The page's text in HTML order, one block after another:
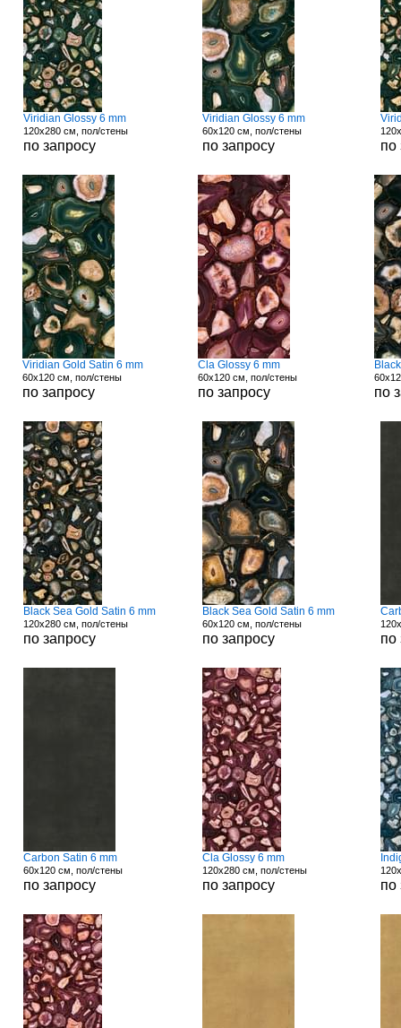
Viridian Glossy 6 mm
120x280 см, пол/стены
по запросу
Viridian Glossy 6 mm
60x120 см, пол/стены
по запросу по
Viridian Gold Satin 6 mm
60x120 см, пол/стены
по запросу
Cla Glossy 6 mm
60x120 см, пол/стены
по запросу по
Black Sea Gold Satin 6 mm
120x280 см, пол/стены
по запросу
Black Sea Gold Satin 6 mm
60x120 см, пол/стены
по запросу по
Carbon Satin 6 mm
60x120 см, пол/стены
по запросу
Cla Glossy 6 mm
120x280 см, пол/стены
по запросу по